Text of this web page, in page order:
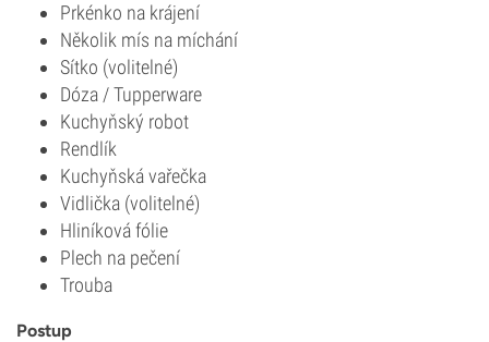
Prkénko na krájení
Několik mís na míchání
Sítko (volitelné)
Dóza / Tupperware
Kuchyňský robot
Rendlík
Kuchyňská vařečka
Vidlička (volitelné)
Hliníková fólie
Plech na pečení
Trouba
Postup